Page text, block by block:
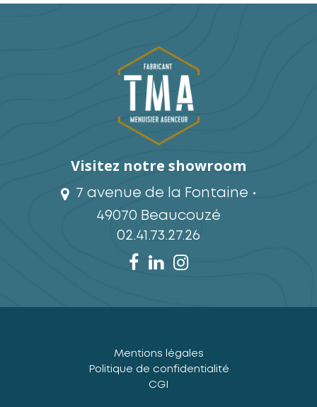
Visitez notre showroom
7 avenue de la Fontaine •
49070 Beaucouzé
02.41.73.27.26
Mentions légales
Politique de confidentialité
CGI